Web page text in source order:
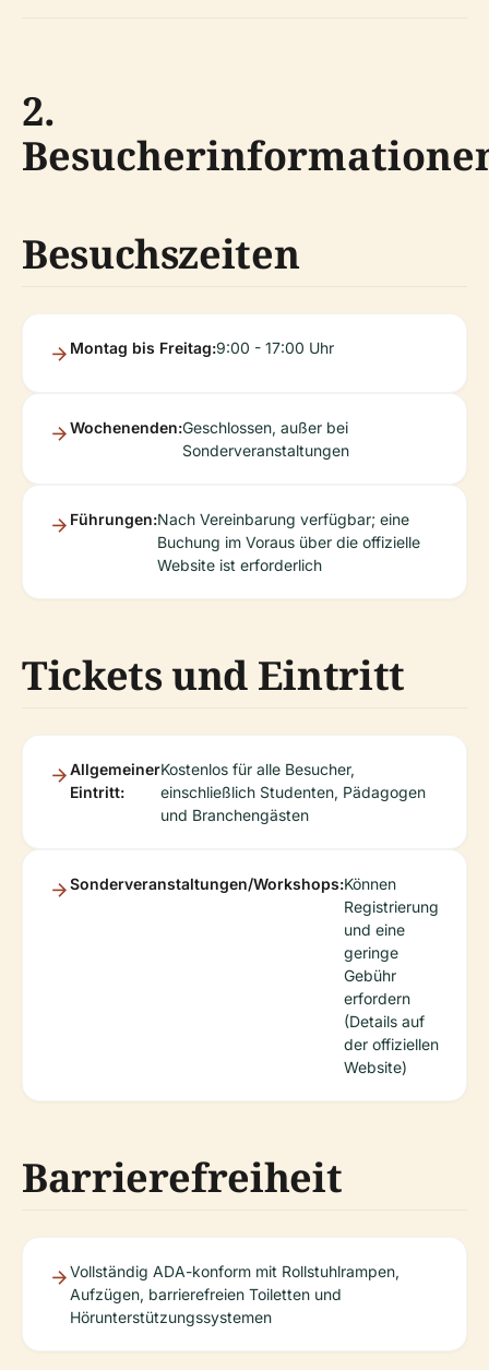
2.
Besuchszeiten
Montag bis Freitag:9:00 - 17:00 Uhr
Wochenenden:Geschlossen, außer bei
Sonderveranstaltungen
Führungen:Nach Vereinbarung verfügbar; eine
Buchung im Voraus über die offizielle
Website ist erforderlich
Tickets und Eintritt
Allgemeiner
Eintritt:
Kostenlos für alle Besucher,
einschließlich Studenten, Pädagogen
und Branchengästen
Sonderveranstaltungen/Workshops:Können
Registrierung
und eine
geringe
Gebühr
erfordern
(Details auf
der offiziellen
Website)
Barrierefreiheit
Vollständig ADA-konform mit Rollstuhlrampen,
Aufzügen, barrierefreien Toiletten und
Hörunterstützungssystemen